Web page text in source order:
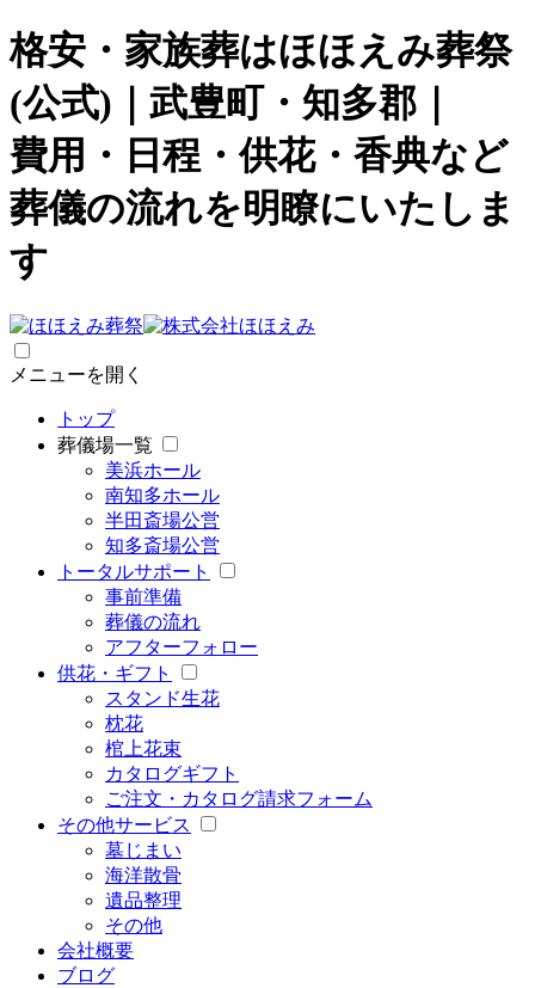
格安・家族葬はほほえみ葬祭
(公式)｜武豊町・知多郡｜
費用・日程・供花・香典など
葬儀の流れを明瞭にいたしま
す
メニューを開く
トップ
葬儀場一覧
美浜ホール
南知多ホール
半田斎場公営
知多斎場公営
トータルサポート
事前準備
葬儀の流れ
アフターフォロー
供花・ギフト
スタンド生花
枕花
棺上花束
カタログギフト
ご注文・カタログ請求フォーム
その他サービス
墓じまい
海洋散骨
遺品整理
その他
会社概要
ブログ